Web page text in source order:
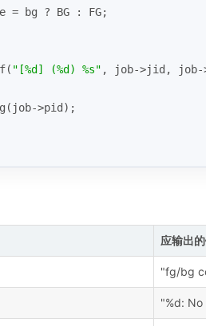
= bg ? BG : FG;
( "[%d] (%d) %s" , job->jid, job-
>pid);
应输出
"fg/bg
"%d: